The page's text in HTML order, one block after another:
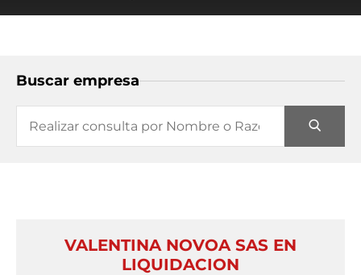
Buscar empresa
VALENTINA NOVOA SAS EN
LIQUIDACION